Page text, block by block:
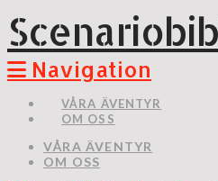
Navigation
VÅRA ÄVENTYR
OM OSS
VÅRA ÄVENTYR
OM OSS